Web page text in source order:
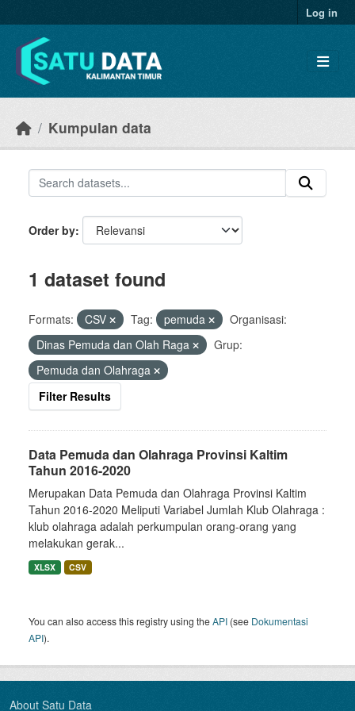
Log in
Kumpulan data
Order by
1 dataset found
Formats: CSV Tag: pemuda
Organisasi:
Dinas Pemuda dan Olah Raga
Grup:
Pemuda dan Olahraga
Filter Results
Data Pemuda dan Olahraga Provinsi Kaltim
Tahun 2016-2020
Merupakan Data Pemuda dan Olahraga Provinsi Kaltim
Tahun 2016-2020 Meliputi Variabel Jumlah Klub Olahraga :
klub olahraga adalah perkumpulan orang-orang yang
melakukan gerak...
XLSX CSV
You can also access this registry using theAPI (see Dokumentasi
API).
About Satu Data